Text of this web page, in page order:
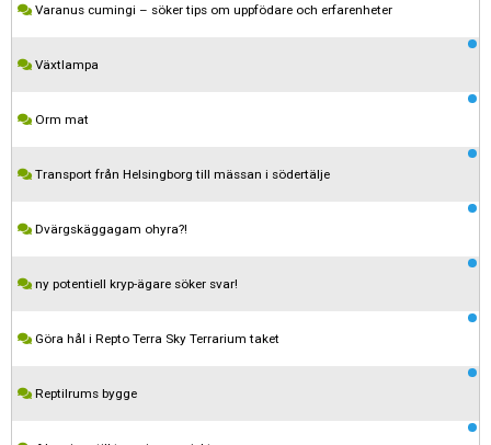
Varanus cumingi – söker tips om uppfödare och erfarenheter
Växtlampa
Orm mat
Transport från Helsingborg till mässan i södertälje
Dvärgskäggagam ohyra?!
ny potentiell kryp-ägare söker svar!
Göra hål i Repto Terra Sky Terrarium taket
Reptilrums bygge